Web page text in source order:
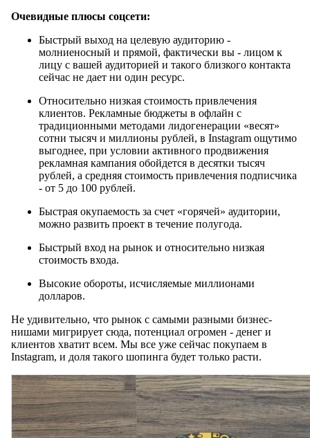
Очевидные плюсы соцсети:
Быстрый выход на целевую аудиторию -
молниеносный и прямой, фактически вы - лицом к
лицу с вашей аудиторией и такого близкого контакта
сейчас не дает ни один ресурс.
Относительно низкая стоимость привлечения
клиентов. Рекламные бюджеты в офлайн с
традиционными методами лидогенерации «весят»
сотни тысяч и миллионы рублей, в Instagram ощутимо
выгоднее, при условии активного продвижения
рекламная кампания обойдется в десятки тысяч
рублей, а средняя стоимость привлечения подписчика
- от 5 до 100 рублей.
Быстрая окупаемость за счет «горячей» аудитории,
можно развить проект в течение полугода.
Быстрый вход на рынок и относительно низкая
стоимость входа.
Высокие обороты, исчисляемые миллионами
долларов.
Не удивительно, что рынок с самыми разными бизнес-
нишами мигрирует сюда, потенциал огромен - денег и
клиентов хватит всем. Мы все уже сейчас покупаем в
Instagram, и доля такого шопинга будет только расти.